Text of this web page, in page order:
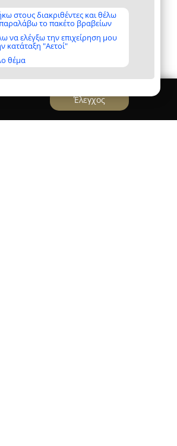
στους διακριθέντες και θέλω
το πακέτο βραβείων
να ελέγξω την επιχείρηση μου
κατάταξη "Αετοί"
θέμα
Έλεγχος